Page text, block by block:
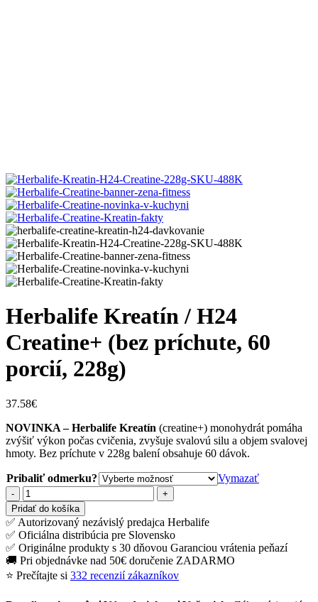
Herbalife Kreatín / H24
Creatine+ (bez príchute, 60
porcií, 228g)
37.58€
NOVINKA – Herbalife Kreatín (creatine+) monohydrát pomáha
zvýšiť výkon počas cvičenia, zvyšuje svalovú silu a objem svalovej
hmoty. Bez príchute v 228g balení obsahuje 60 dávok.
Pribaliť odmerku?
Vymazať
množstvo
Herbalife
Kreatín
/
H24
Creatine+
(bez
príchute,
Pridať do košíka
✅ Autorizovaný nezávislý predajca Herbalife
✅ Oficiálna distribúcia pre Slovensko
✅ Originálne produkty s 30 dňovou Garanciou vrátenia peňazí
🚚 Pri objednávke nad 50€ doručenie ZADARMO
⭐ Prečítajte si 332 recenzií zákazníkov